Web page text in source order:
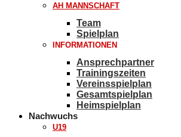
AH MANNSCHAFT
Team
Spielplan
INFORMATIONEN
Ansprechpartner
Trainingszeiten
Vereinsspielplan
Gesamtspielplan
Heimspielplan
Nachwuchs
U19